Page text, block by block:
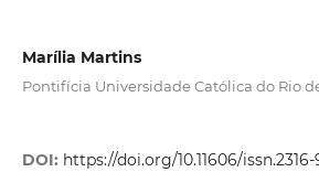
Marília Martins
Pontifícia Universidade Católica do Rio
DOI: https://doi.org/10.11606/